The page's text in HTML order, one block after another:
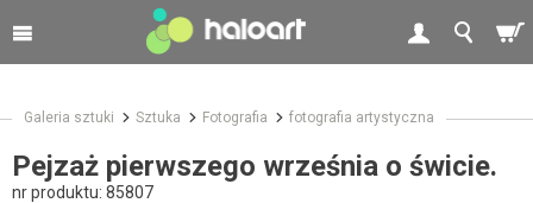
Galeria sztuki Sztuka Fotografia fotografia artystyczna
Pejzaż pierwszego września o świcie.
nr produktu: 85807